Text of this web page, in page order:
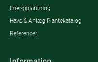
Energiplantning
Have & Anlæg Plantekatalog
Referencer